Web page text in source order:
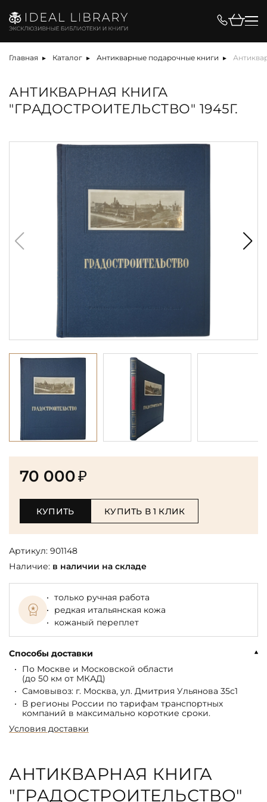
Главная Каталог Антикварные подарочные книги
АНТИКВАРНАЯ КНИГА
"ГРАДОСТРОИТЕЛЬСТВО" 1945Г.
70 000₽
КУПИТЬ КУПИТЬ В 1 КЛИК
Артикул: 901148
Наличие: в наличии на складе
только ручная работа
редкая итальянская кожа
кожаный переплет
Способы доставки
По Москве и Московской области
(до 50 км от МКАД)
Самовывоз: г. Москва, ул. Дмитрия Ульянова 35с1
В регионы России по тарифам транспортных
компаний в максимально короткие сроки.
Условия доставки
АНТИКВАРНАЯ КНИГА
"ГРАДОСТРОИТЕЛЬСТВО"